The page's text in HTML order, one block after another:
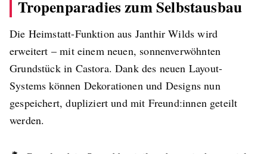
Tropenparadies zum Selbstausbau
Die Heimstatt-Funktion aus Janthir Wilds wird
erweitert – mit einem neuen, sonnenverwöhnten
Grundstück in Castora. Dank des neuen Layout-
Systems können Dekorationen und Designs nun
gespeichert, dupliziert und mit Freund:innen geteilt
werden.